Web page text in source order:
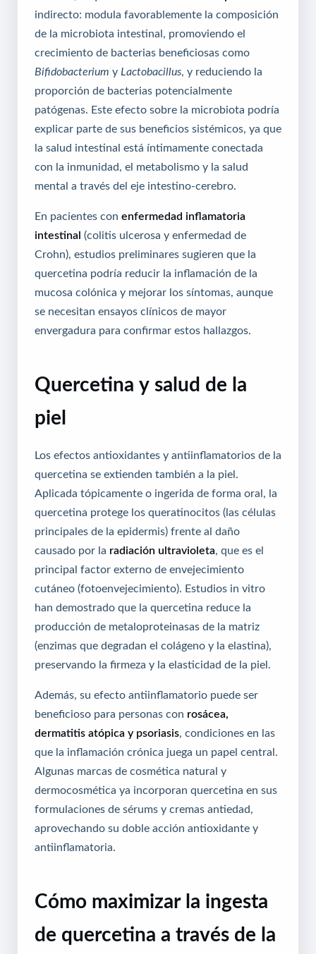
indirecto: modula favorablemente la composición
de la microbiota intestinal, promoviendo el
crecimiento de bacterias beneficiosas como
Bifidobacterium y Lactobacillus , y reduciendo la
proporción de bacterias potencialmente
patógenas. Este efecto sobre la microbiota podría
explicar parte de sus beneficios sistémicos, ya que
la salud intestinal está íntimamente conectada
con la inmunidad, el metabolismo y la salud
mental a través del eje intestino-cerebro.
En pacientes con enfermedad inflamatoria
intestinal (colitis ulcerosa y enfermedad de
Crohn), estudios preliminares sugieren que la
quercetina podría reducir la inflamación de la
mucosa colónica y mejorar los síntomas, aunque
se necesitan ensayos clínicos de mayor
envergadura para confirmar estos hallazgos.
Quercetina y salud de la
piel
Los efectos antioxidantes y antiinflamatorios de la
quercetina se extienden también a la piel.
Aplicada tópicamente o ingerida de forma oral, la
quercetina protege los queratinocitos (las células
principales de la epidermis) frente al daño
causado por la radiación ultravioleta , que es el
principal factor externo de envejecimiento
cutáneo (fotoenvejecimiento). Estudios in vitro
han demostrado que la quercetina reduce la
producción de metaloproteinasas de la matriz
(enzimas que degradan el colágeno y la elastina),
preservando la firmeza y la elasticidad de la piel.
Además, su efecto antiinflamatorio puede ser
beneficioso para personas con rosácea,
dermatitis atópica y psoriasis , condiciones en las
que la inflamación crónica juega un papel central.
Algunas marcas de cosmética natural y
dermocosmética ya incorporan quercetina en sus
formulaciones de sérums y cremas antiedad,
aprovechando su doble acción antioxidante y
antiinflamatoria.
Cómo maximizar la ingesta
de quercetina a través de la